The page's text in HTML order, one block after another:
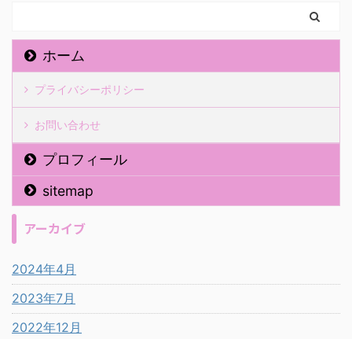
ホーム
プライバシーポリシー
お問い合わせ
プロフィール
sitemap
アーカイブ
2024年4月
2023年7月
2022年12月